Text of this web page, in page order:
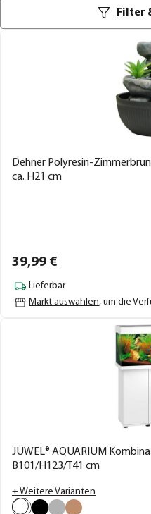
Filter
Dehner Polyresin-
ca. H21 cm
39,99 €
Lieferbar
Markt auswählen, um die
JUWEL® AQUARIUM
B101/H123/T41 cm
+ Weitere Varianten